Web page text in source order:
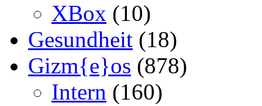
XBox (10)
Gesundheit (18)
Gizm{e}os (878)
Intern (160)